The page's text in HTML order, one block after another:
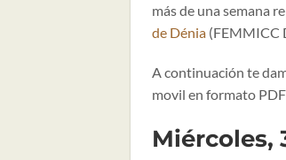
más de una semana
de Dénia (FEMMICC
A continuación te
movil en formato PDF
Miércoles,